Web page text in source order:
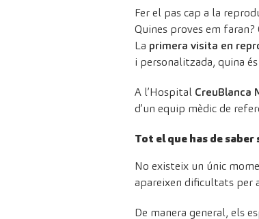
Fer el pas cap a la
Quines proves em faran?
La primera visita en
i personalitzada, quina
A l’Hospital CreuBlanca
d’un equip mèdic de
Tot el que has de
No existeix un únic
apareixen dificultats per
De manera general, els